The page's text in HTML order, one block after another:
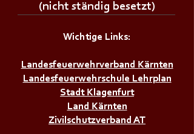
(nicht ständig besetzt)
Wichtige Links:
Landesfeuerwehrverband Kärnten
Landesfeuerwehrschule Lehrplan
Stadt Klagenfurt
Land Kärnten
Zivilschutzverband AT